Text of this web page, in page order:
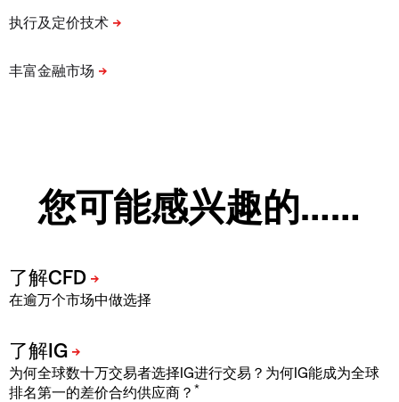
您可能感兴趣的……
在逾万个市场中做选择
为何全球数十万交易者选择IG进行交易？为何IG能成为全球
排名第一的差价合约供应商？ *